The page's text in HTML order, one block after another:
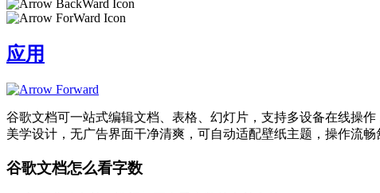
应用
谷歌文档可一站式编辑文档、表格、幻灯片，支持多设备在线操
美学设计，无广告界面干净清爽，可自动适配壁纸主题，操作流
谷歌文档怎么看字数